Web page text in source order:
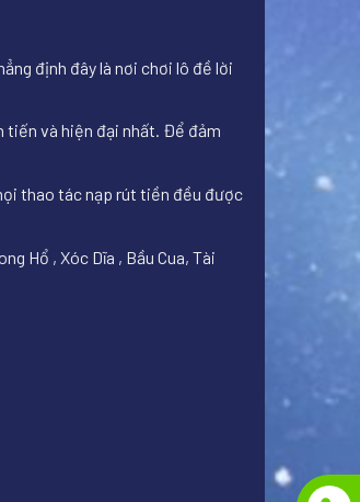
định đây là nơi chơi lô đề lời
tiến và hiện đại nhất. Để đảm
thao tác nạp rút tiền đều được
Hổ , Xóc Dĩa , Bầu Cua, Tài